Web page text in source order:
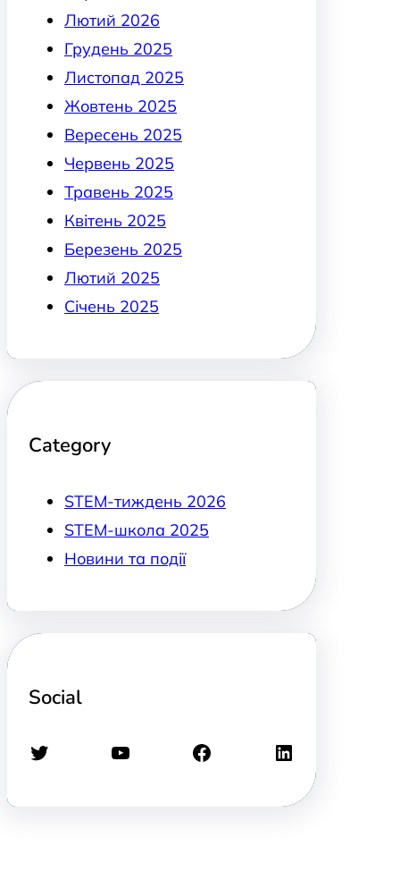
Лютий 2026
Грудень 2025
Листопад 2025
Жовтень 2025
Вересень 2025
Червень 2025
Травень 2025
Квітень 2025
Березень 2025
Лютий 2025
Січень 2025
Category
STEM-тиждень 2026
STEM-школа 2025
Новини та події
Social
Twitter YouTube Facebook LinkedIn